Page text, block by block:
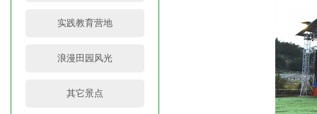
实践教育营地
浪漫田园风光
其它景点